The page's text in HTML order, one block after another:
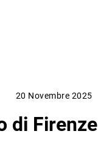
20 Novembre 2025
di Firenze